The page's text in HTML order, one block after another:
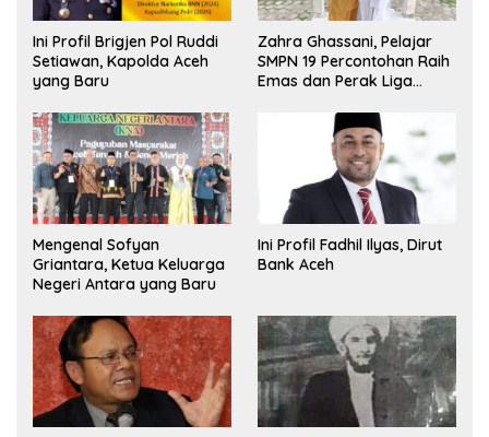
Ini Profil Brigjen Pol Ruddi
Setiawan, Kapolda Aceh
yang Baru
Zahra Ghassani, Pelajar
SMPN 19 Percontohan Raih
Emas dan Perak Liga
Mengenal Sofyan
Griantara, Ketua Keluarga
Negeri Antara yang Baru
Ini Profil Fadhil Ilyas, Dirut
Bank Aceh